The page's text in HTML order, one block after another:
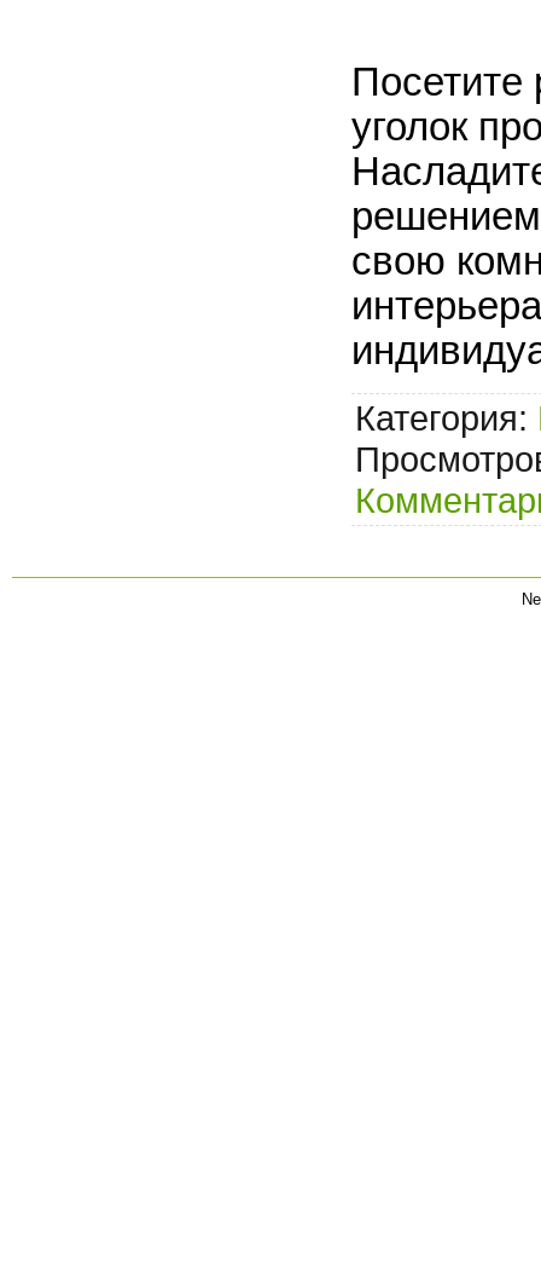
уголок
свою
Категория: